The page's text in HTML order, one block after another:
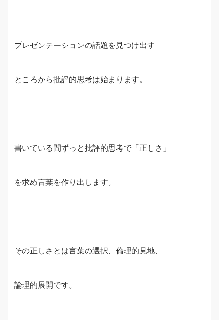
プレゼンテーションの話題を見つけ出す
ところから批評的思考は始まります。
書いている間ずっと批評的思考で「正しさ」
を求め言葉を作り出します。
その正しさとは言葉の選択、倫理的見地、
論理的展開です。